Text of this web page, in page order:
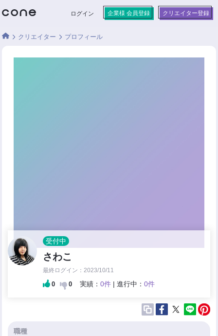
ログイン 企業様 会員登録 クリエイター登録
クリエイター プロフィール
受付中
さわこ
最終ログイン：2023/10/11
0 0 実績：0件 | 進行中：0件
職種